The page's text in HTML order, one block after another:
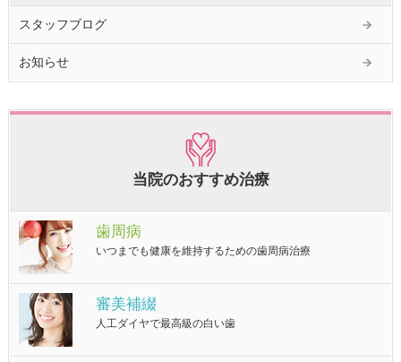
スタッフブログ
お知らせ
当院のおすすめ治療
歯周病
いつまでも健康を維持するための歯周病治療
審美補綴
人工ダイヤで最高級の白い歯